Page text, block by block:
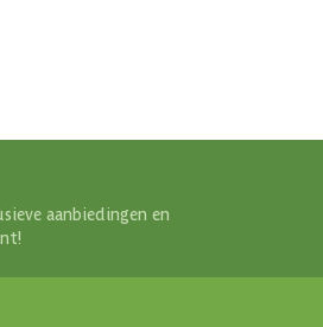
aanbiedingen en